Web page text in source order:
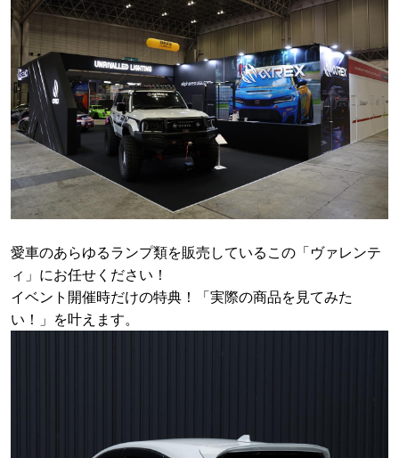
愛車のあらゆるランプ類を販売しているこの「ヴァレンテ
ィ」にお任せください！
イベント開催時だけの特典！「実際の商品を見てみた
い！」を叶えます。